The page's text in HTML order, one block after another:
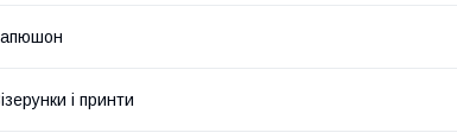
і принти